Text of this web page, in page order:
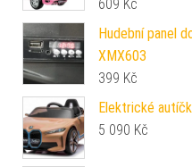
609 Kč
Hudební panel
XMX603
399 Kč
Elektrické
5 090 Kč